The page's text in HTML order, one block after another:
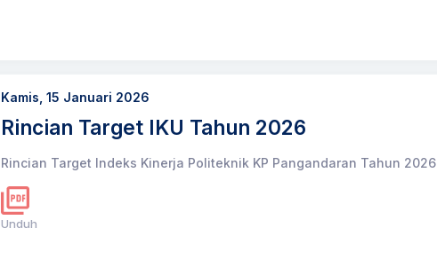
Kamis, 15 Januari 2026
Rincian Target IKU Tahun 2026
Rincian Target Indeks Kinerja Politeknik KP Pangandaran Tahun 2026
Unduh